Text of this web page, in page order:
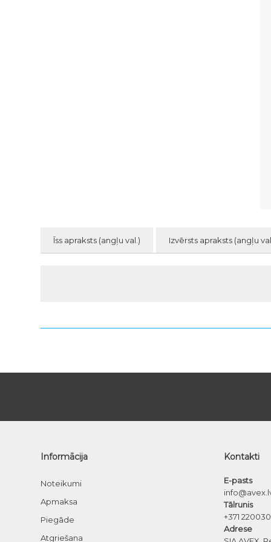
Īss apraksts (angļu val.) Izvērsts apraksts (angļu
Informācija
Noteikumi
Apmaksa
Piegāde
Atgriešana
Kontakti
E-pasts
Tālrunis
+371
Adrese